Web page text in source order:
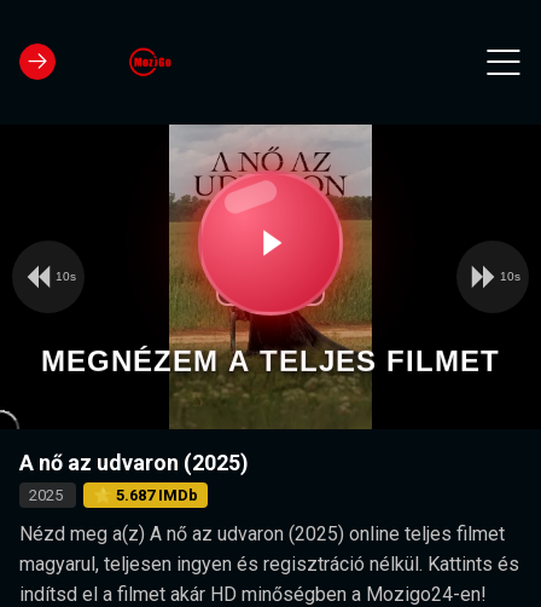
loading.
Play
Video
10s 10s
MEGNÉZEM A TELJES FILMET
A nő az udvaron (2025)
2025 ⭐ 5.687 IMDb
Nézd meg a(z) A nő az udvaron (2025) online teljes filmet
magyarul, teljesen ingyen és regisztráció nélkül. Kattints és
indítsd el a filmet akár HD minőségben a Mozigo24-en!